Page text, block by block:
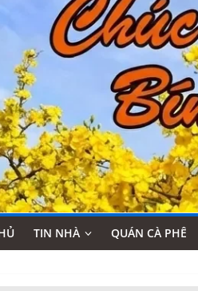
TIN NHÀ QUÁN CÀ PHÊ